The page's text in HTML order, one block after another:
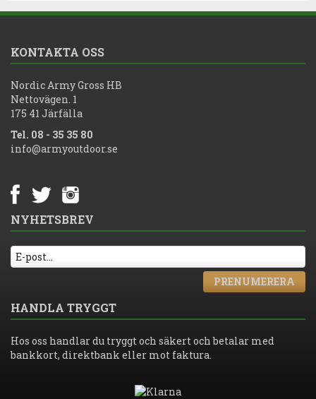
KONTAKTA OSS
Nordic Army Gross HB
Nettovägen. 1
175 41 Järfälla
Tel. 08 - 35 35 80
info@armyoutdoor.se
NYHETSBREV
PRENUMERERA
HANDLA TRYGGT
Hos oss handlar du tryggt och säkert och betalar med
bankkort, direktbank eller mot faktura.